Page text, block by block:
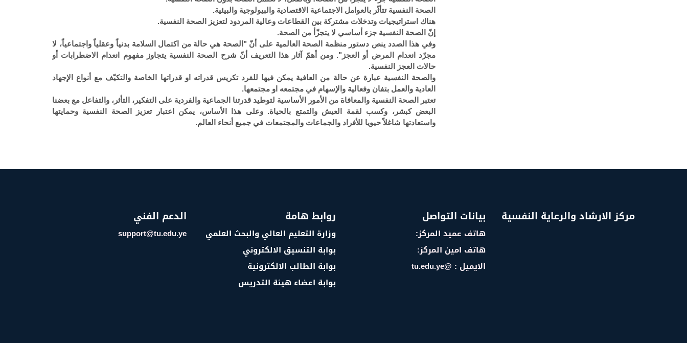
الصحة النفسية تتأثّر بالعوامل الاجتماعية الاقتصادية والبيولوجية والبيئية.
هناك استراتيجيات وتدخلات مشتركة بين القطاعات وعالية المردود لتعزيز الصحة النفسية.
إنّ الصحة النفسية جزء أساسي لا يتجزّأ من الصحة.
وفي هذا الصدد ينص دستور منظمة الصحة العالمية على أنّ "الصحة هي حالة من اكتمال السلامة بدنياً وعقلياً واجتماعياً، لا
مجرّد انعدام المرض أو العجز". ومن أهمّ آثار هذا التعريف أنّ شرح الصحة النفسية يتجاوز مفهوم انعدام الاضطرابات أو
حالات العجز النفسية.
والصحة النفسية عبارة عن حالة من العافية يمكن فيها للفرد تكريس قدراته او قدراتها الخاصة والتكيّف مع أنواع الإجهاد
العادية والعمل بتفان وفعالية والإسهام في مجتمعه او مجتمعها.
تعتبر الصحة النفسية والمعافاة من الأمور الأساسية لتوطيد قدرتنا الجماعية والفردية على التفكير، التأثر، والتفاعل مع بعضنا
البعض كبشر، وكسب لقمة العيش والتمتع بالحياة. وعلى هذا الأساس، يمكن اعتبار تعزيز الصحة النفسية وحمايتها
واستعادتها شاغلاً حيويا للأفراد والجماعات والمجتمعات في جميع أنحاء العالم.
مركز الارشاد والرعاية النفسية بيانات التواصل
هاتف عميد المركز:
هاتف امين المركز:
الايميل : @tu.edu.ye
روابط هامة
وزارة التعليم العالي والبحث العلمي
بوابة التنسيق الالكتروني
بوابة الطالب الالكترونية
بوابة اعضاء هيئة التدريس
الدعم الفني
support@tu.edu.ye